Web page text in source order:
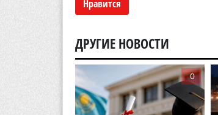
Нравится
ДРУГИЕ НОВОСТИ
0